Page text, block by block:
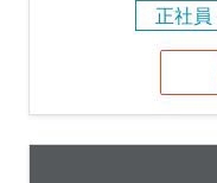
正社員